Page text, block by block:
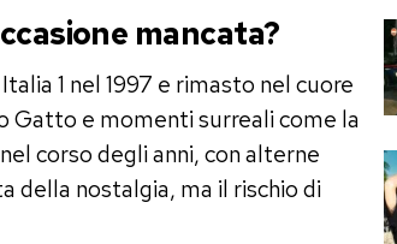
mancata?
1 nel 1997 e rimasto nel cuore
Gatto e momenti surreali come la
corso degli anni, con alterne
della nostalgia, ma il rischio di